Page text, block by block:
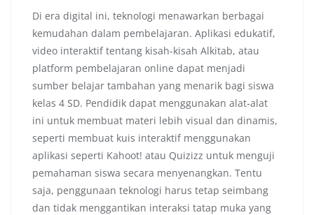
Di era digital ini, teknologi menawarkan berbagai
kemudahan dalam pembelajaran. Aplikasi edukatif,
video interaktif tentang kisah-kisah Alkitab, atau
platform pembelajaran online dapat menjadi
sumber belajar tambahan yang menarik bagi siswa
kelas 4 SD. Pendidik dapat menggunakan alat-alat
ini untuk membuat materi lebih visual dan dinamis,
seperti membuat kuis interaktif menggunakan
aplikasi seperti Kahoot! atau Quizizz untuk menguji
pemahaman siswa secara menyenangkan. Tentu
saja, penggunaan teknologi harus tetap seimbang
dan tidak menggantikan interaksi tatap muka yang